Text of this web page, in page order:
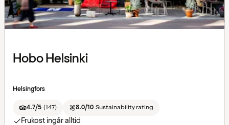
Hobo Helsinki
Helsingfors
4.7/5 (147) 8.0/10 Sustainability rating
Frukost ingår alltid